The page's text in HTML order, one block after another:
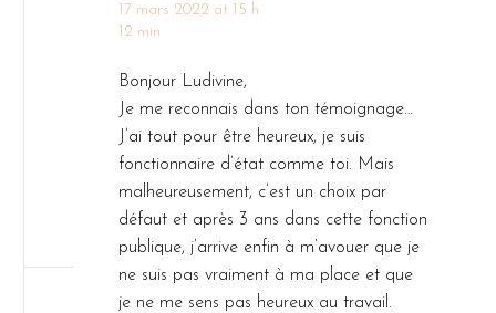
17 mars 2022 at 15 h
12 min
Bonjour Ludivine,
Je me reconnais dans ton témoignage…
J’ai tout pour être heureux, je suis
fonctionnaire d’état comme toi. Mais
malheureusement, c’est un choix par
défaut et après 3 ans dans cette fonction
publique, j’arrive enfin à m’avouer que je
ne suis pas vraiment à ma place et que
je ne me sens pas heureux au travail.